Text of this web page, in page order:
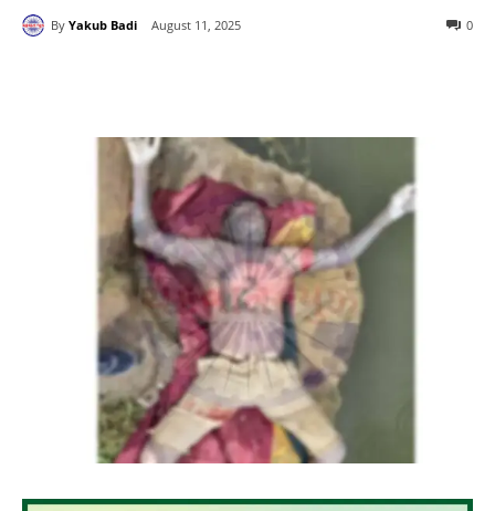
By Yakub Badi August 11, 2025 0